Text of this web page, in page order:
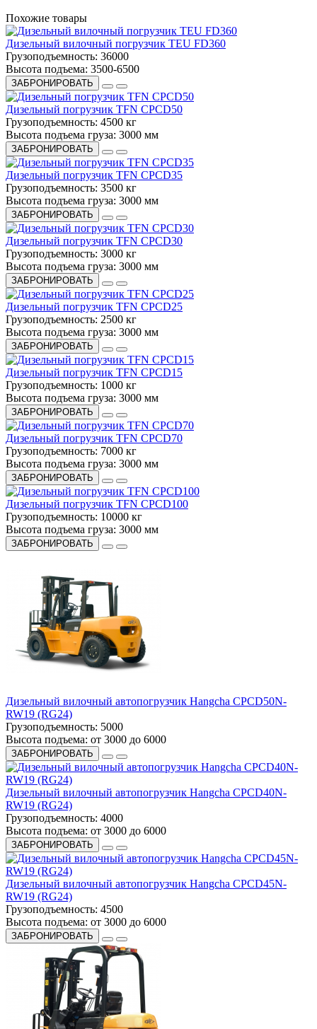
Похожие товары
Дизельный вилочный погрузчик TEU FD360
Грузоподъемность: 36000
Высота подъема: 3500-6500
ЗАБРОНИРОВАТЬ
Дизельный погрузчик TFN CPCD50
Грузоподъемность: 4500 кг
Высота подъема груза: 3000 мм
ЗАБРОНИРОВАТЬ
Дизельный погрузчик TFN CPCD35
Грузоподъемность: 3500 кг
Высота подъема груза: 3000 мм
ЗАБРОНИРОВАТЬ
Дизельный погрузчик TFN CPCD30
Грузоподъемность: 3000 кг
Высота подъема груза: 3000 мм
ЗАБРОНИРОВАТЬ
Дизельный погрузчик TFN CPCD25
Грузоподъемность: 2500 кг
Высота подъема груза: 3000 мм
ЗАБРОНИРОВАТЬ
Дизельный погрузчик TFN CPCD15
Грузоподъемность: 1000 кг
Высота подъема груза: 3000 мм
ЗАБРОНИРОВАТЬ
Дизельный погрузчик TFN CPCD70
Грузоподъемность: 7000 кг
Высота подъема груза: 3000 мм
ЗАБРОНИРОВАТЬ
Дизельный погрузчик TFN CPCD100
Грузоподъемность: 10000 кг
Высота подъема груза: 3000 мм
ЗАБРОНИРОВАТЬ
Дизельный вилочный автопогрузчик Hangcha CPCD50N-
RW19 (RG24)
Грузоподъемность: 5000
Высота подъема: от 3000 до 6000
ЗАБРОНИРОВАТЬ
Дизельный вилочный автопогрузчик Hangcha CPCD40N-
RW19 (RG24)
Грузоподъемность: 4000
Высота подъема: от 3000 до 6000
ЗАБРОНИРОВАТЬ
Дизельный вилочный автопогрузчик Hangcha CPCD45N-
RW19 (RG24)
Грузоподъемность: 4500
Высота подъема: от 3000 до 6000
ЗАБРОНИРОВАТЬ